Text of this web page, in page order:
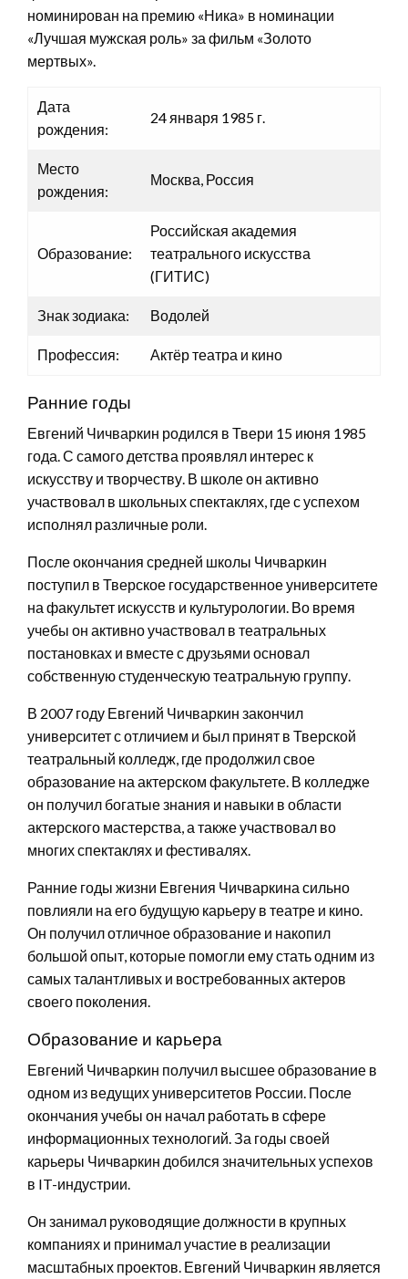
номинирован на премию «Ника» в номинации
«Лучшая мужская роль» за фильм «Золото
мертвых».
Дата
рождения:
24 января 1985 г.
Место
рождения:
Москва, Россия
Образование:
Российская академия
театрального искусства
(ГИТИС)
Знак зодиака: Водолей
Профессия: Актёр театра и кино
Ранние годы
Евгений Чичваркин родился в Твери 15 июня 1985
года. С самого детства проявлял интерес к
искусству и творчеству. В школе он активно
участвовал в школьных спектаклях, где с успехом
исполнял различные роли.
После окончания средней школы Чичваркин
поступил в Тверское государственное университете
на факультет искусств и культурологии. Во время
учебы он активно участвовал в театральных
постановках и вместе с друзьями основал
собственную студенческую театральную группу.
В 2007 году Евгений Чичваркин закончил
университет с отличием и был принят в Тверской
театральный колледж, где продолжил свое
образование на актерском факультете. В колледже
он получил богатые знания и навыки в области
актерского мастерства, а также участвовал во
многих спектаклях и фестивалях.
Ранние годы жизни Евгения Чичваркина сильно
повлияли на его будущую карьеру в театре и кино.
Он получил отличное образование и накопил
большой опыт, которые помогли ему стать одним из
самых талантливых и востребованных актеров
своего поколения.
Образование и карьера
Евгений Чичваркин получил высшее образование в
одном из ведущих университетов России. После
окончания учебы он начал работать в сфере
информационных технологий. За годы своей
карьеры Чичваркин добился значительных успехов
в IT-индустрии.
Он занимал руководящие должности в крупных
компаниях и принимал участие в реализации
масштабных проектов. Евгений Чичваркин является